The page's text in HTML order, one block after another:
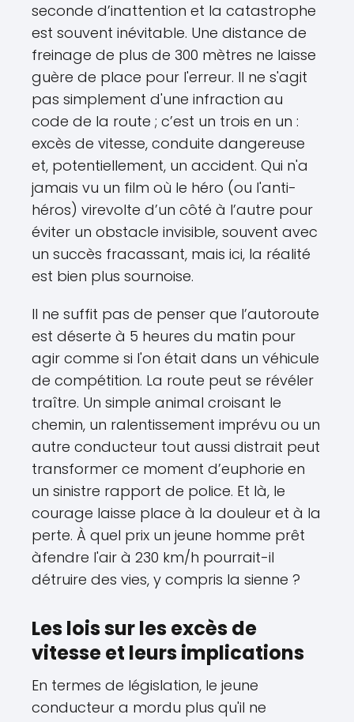
seconde d’inattention et la catastrophe
est souvent inévitable. Une distance de
freinage de plus de 300 mètres ne laisse
guère de place pour l'erreur. Il ne s'agit
pas simplement d'une infraction au
code de la route ; c’est un trois en un :
excès de vitesse, conduite dangereuse
et, potentiellement, un accident. Qui n'a
jamais vu un film où le héro (ou l'anti-
héros) virevolte d’un côté à l’autre pour
éviter un obstacle invisible, souvent avec
un succès fracassant, mais ici, la réalité
est bien plus sournoise.
Il ne suffit pas de penser que l’autoroute
est déserte à 5 heures du matin pour
agir comme si l'on était dans un véhicule
de compétition. La route peut se révéler
traître. Un simple animal croisant le
chemin, un ralentissement imprévu ou un
autre conducteur tout aussi distrait peut
transformer ce moment d’euphorie en
un sinistre rapport de police. Et là, le
courage laisse place à la douleur et à la
perte. À quel prix un jeune homme prêt
àfendre l'air à 230 km/h pourrait-il
détruire des vies, y compris la sienne ?
Les lois sur les excès de
vitesse et leurs implications
En termes de législation, le jeune
conducteur a mordu plus qu'il ne